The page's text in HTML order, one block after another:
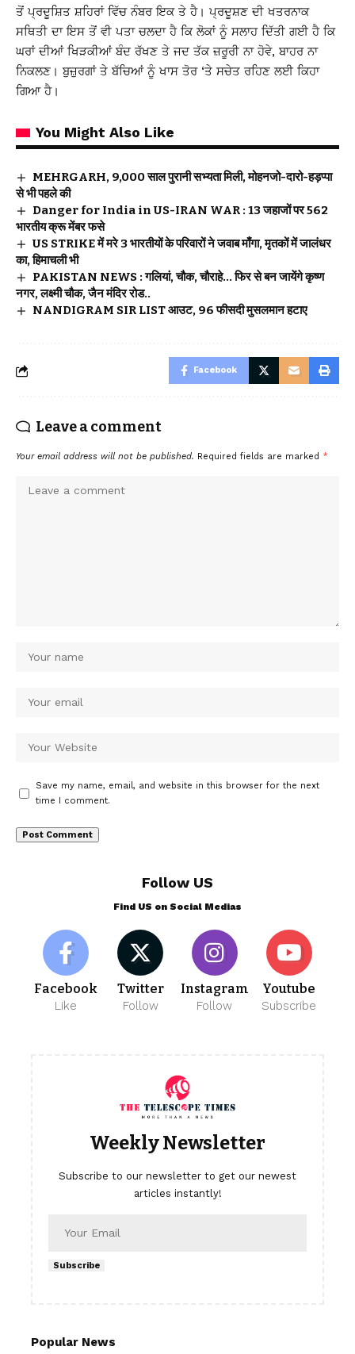
ਤੋਂ ਪ੍ਰਦੂਸ਼ਿਤ ਸ਼ਹਿਰਾਂ ਵਿੱਚ ਨੰਬਰ ਇਕ ਤੇ ਹੈ। ਪ੍ਰਦੂਸ਼ਣ ਦੀ ਖਤਰਨਾਕ
ਸਥਿਤੀ ਦਾ ਇਸ ਤੋਂ ਵੀ ਪਤਾ ਚਲਦਾ ਹੈ ਕਿ ਲੋਕਾਂ ਨੂੰ ਸਲਾਹ ਦਿੱਤੀ ਗਈ ਹੈ ਕਿ
ਘਰਾਂ ਦੀਆਂ ਖਿੜਕੀਆਂ ਬੰਦ ਰੱਖਣ ਤੇ ਜਦ ਤੱਕ ਜ਼ਰੂਰੀ ਨਾ ਹੋਵੇ, ਬਾਹਰ ਨਾ
ਨਿਕਲਣ। ਬੁਜ਼ੁਰਗਾਂ ਤੇ ਬੱਚਿਆਂ ਨੂੰ ਖਾਸ ਤੋਰ ‘ਤੇ ਸਚੇਤ ਰਹਿਣ ਲਈ ਕਿਹਾ
ਗਿਆ ਹੈ।
You Might Also Like
MEHRGARH, 9,000 साल पुरानी सभ्यता मिली, मोहनजो-दारो-हड़प्पा
से भी पहले की
Danger for India in US-IRAN WAR : 13 जहाजों पर 562
भारतीय क्रू मेंबर फसे
US STRIKE में मरे 3 भारतीयों के परिवारों ने जवाब माँगा, मृतकों में जालंधर
का, हिमाचली भी
PAKISTAN NEWS : गलियां, चौक, चौराहे… फिर से बन जायेंगे कृष्ण
नगर, लक्ष्मी चौक, जैन मंदिर रोड..
NANDIGRAM SIR LIST आउट, 96 फीसदी मुसलमान हटाए
Facebook
Leave a comment
Your email address will not be published. Required fields are marked *
Save my name, email, and website in this browser for the next
time I comment.
Follow US
Find US on Social Medias
Facebook
Like
Twitter
Follow
Instagram
Follow
Youtube
Subscribe
Weekly Newsletter
Subscribe to our newsletter to get our newest
articles instantly!
Subscribe
Popular News